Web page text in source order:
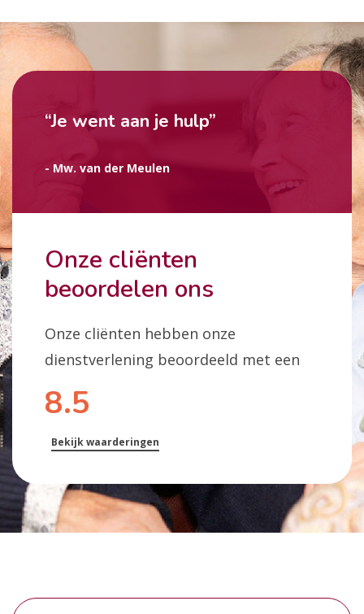
Onze cliënten
beoordelen ons
Onze cliënten hebben onze
dienstverlening beoordeeld met een
8.5
Bekijk waarderingen
“Je went aan je hulp”
- Mw. van der Meulen